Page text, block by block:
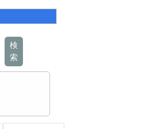
検
索